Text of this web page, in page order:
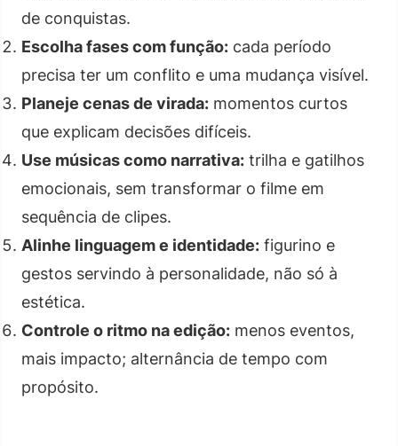
de conquistas.
Escolha fases com função: cada período
precisa ter um conflito e uma mudança visível.
Planeje cenas de virada: momentos curtos
que explicam decisões difíceis.
Use músicas como narrativa: trilha e gatilhos
emocionais, sem transformar o filme em
sequência de clipes.
Alinhe linguagem e identidade: figurino e
gestos servindo à personalidade, não só à
estética.
Controle o ritmo na edição: menos eventos,
mais impacto; alternância de tempo com
propósito.